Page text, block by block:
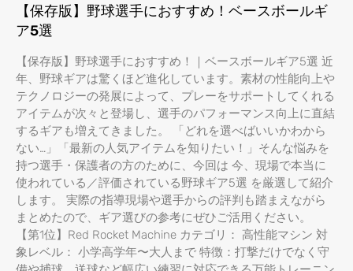
【保存版】野球選手におすすめ！ベースボールギ
ア5選
【保存版】野球選手におすすめ！｜ベースボールギア5選 近
年、野球ギアは驚くほど進化しています。素材の性能向上や
テクノロジーの発展によって、プレーをサポートしてくれる
アイテムが次々と登場し、選手のパフォーマンス向上に直結
するギアも増えてきました。 「どれを選べばいいかわから
ない…」「最新の人気アイテムを知りたい！」そんな悩みを
持つ選手・保護者の方のために、今回は 今、現場で本当に
使われている／評価されている野球ギア5選 を厳選して紹介
します。 実際の指導現場や選手からの評判も踏まえながら
まとめたので、ギア選びの参考にぜひご活用ください。
【第1位】Red Rocket Machine カテゴリ： 高性能マシン 対
象レベル： 小学高学年〜大人まで 特徴：打撃だけでなく守